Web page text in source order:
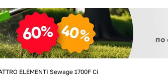
ELEMENTI Sewage 1700F Ci